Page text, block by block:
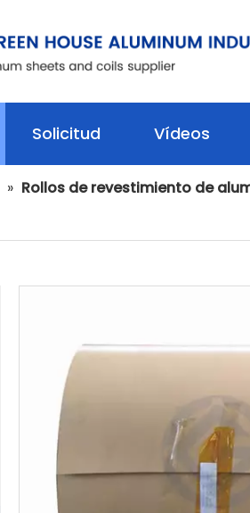
Solicitud Vídeos
» Rollos de revestimiento de